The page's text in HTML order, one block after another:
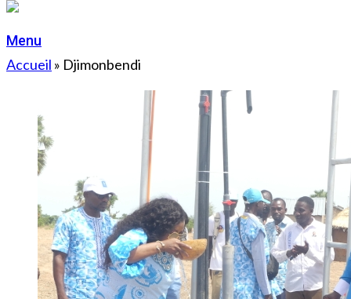
Menu
Accueil » Djimonbendi